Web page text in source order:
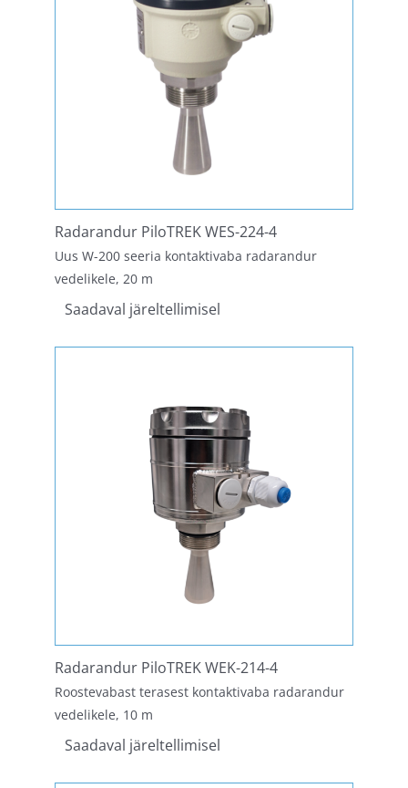
Radarandur PiloTREK WES-224-4
Uus W-200 seeria kontaktivaba radarandur
vedelikele, 20 m
Saadaval järeltellimisel
Radarandur PiloTREK WEK-214-4
Roostevabast terasest kontaktivaba radarandur
vedelikele, 10 m
Saadaval järeltellimisel